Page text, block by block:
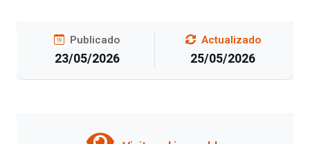
Publicado
23/05/2026
Actualizado
25/05/2026